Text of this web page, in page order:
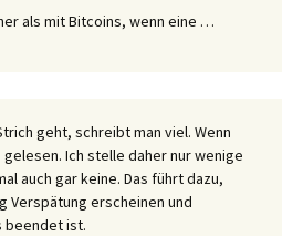
als mit Bitcoins, wenn eine …
geht, schreibt man viel. Wenn
Ich stelle daher nur wenige
auch gar keine. Das führt dazu,
Verspätung erscheinen und
beendet ist.